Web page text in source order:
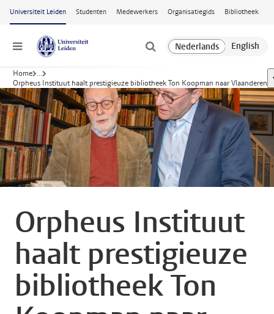
Ga naar hoofdinhoud
Universiteit Leiden Studenten Medewerkers Organisatiegids Bibliotheek
Menu
Home ...
Orpheus Instituut haalt prestigieuze bibliotheek Ton Koopman naar Vlaanderen
Orpheus Instituut
haalt prestigieuze
bibliotheek Ton